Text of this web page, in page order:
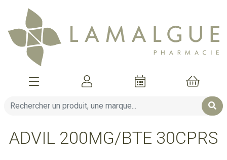
Afficher la navigation
Mon
ADVIL 200MG/BTE 30CPRS